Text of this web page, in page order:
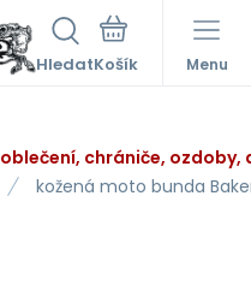
Hledat Menu
oblečení, chrániče, ozdoby,
kožená moto bunda